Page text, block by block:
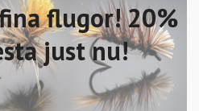
flugor! 20%
just nu!